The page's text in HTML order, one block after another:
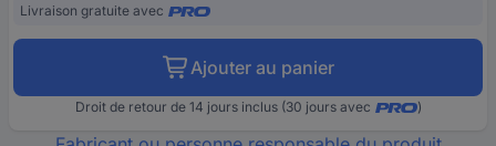
Livraison gratuite avec
Ajouter au panier
Droit de retour de 14 jours inclus (30 jours avec )